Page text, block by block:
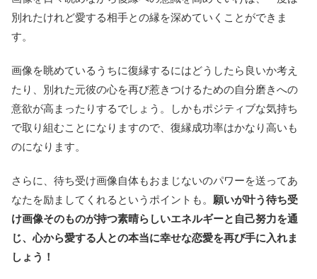
別れたけれど愛する相手との縁を深めていくことができま
す。
画像を眺めているうちに復縁するにはどうしたら良いか考え
たり、別れた元彼の心を再び惹きつけるための自分磨きへの
意欲が高まったりするでしょう。しかもポジティブな気持ち
で取り組むことになりますので、復縁成功率はかなり高いも
のになります。
さらに、待ち受け画像自体もおまじないのパワーを送ってあ
なたを励ましてくれるというポイントも。 願いが叶う待ち受
け画像そのものが持つ素晴らしいエネルギーと自己努力を通
じ、心から愛する人との本当に幸せな恋愛を再び手に入れま
しょう！